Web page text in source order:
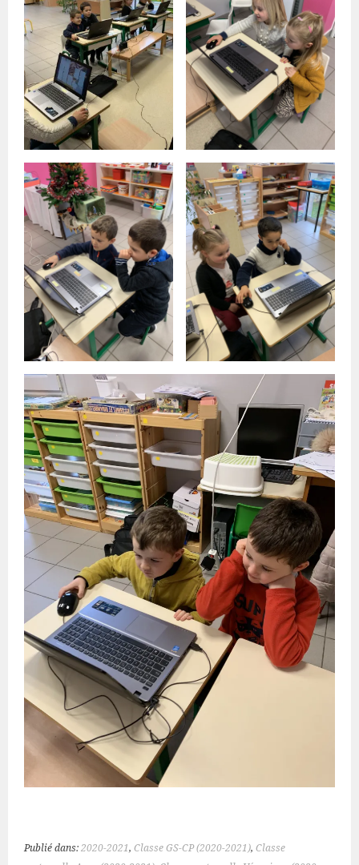
Publié dans:2020-2021,Classe GS-CP (2020-2021),Classe